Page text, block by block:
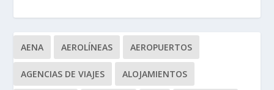
AENA AEROLÍNEAS AEROPUERTOS
AGENCIAS DE VIAJES ALOJAMIENTOS